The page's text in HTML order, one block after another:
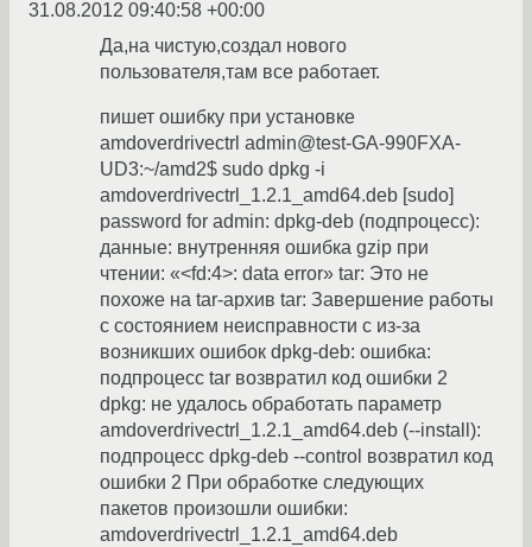
31.08.2012 09:40:58 +00:00
Да,на чистую,создал нового
пользователя,там все работает.
пишет ошибку при установке
amdoverdrivectrl admin@test-GA-990FXA-
UD3:~/amd2$ sudo dpkg -i
amdoverdrivectrl_1.2.1_amd64.deb [sudo]
password for admin: dpkg-deb (подпроцесс):
данные: внутренняя ошибка gzip при
чтении: «<fd:4>: data error» tar: Это не
похоже на tar-архив tar: Завершение работы
с состоянием неисправности с из-за
возникших ошибок dpkg-deb: ошибка:
подпроцесс tar возвратил код ошибки 2
dpkg: не удалось обработать параметр
amdoverdrivectrl_1.2.1_amd64.deb (--install):
подпроцесс dpkg-deb --control возвратил код
ошибки 2 При обработке следующих
пакетов произошли ошибки:
amdoverdrivectrl_1.2.1_amd64.deb